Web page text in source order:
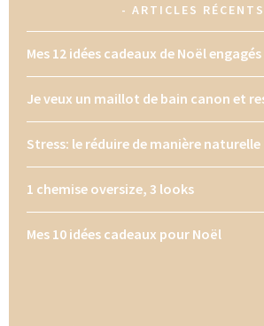
ARTICLES RÉCENTS
Mes 12 idées cadeaux de Noël engagés
Je veux un maillot de bain canon et
Stress: le réduire de manière naturelle
1 chemise oversize, 3 looks
Mes 10 idées cadeaux pour Noël